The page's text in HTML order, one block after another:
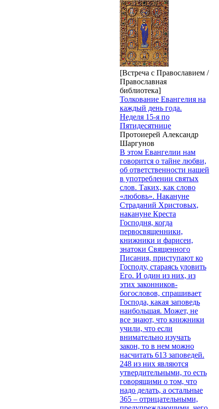
[Встреча с Православием /
Православная
библиотека]
Толкование Евангелия на
каждый день года.
Неделя 15-я по
Пятидесятнице
Протоиерей Александр
Шаргунов
В этом Евангелии нам
говорится о тайне любви,
об ответственности нашей
в употреблении святых
слов. Таких, как слово
«любовь». Накануне
Страданий Христовых,
накануне Креста
Господня, когда
первосвященники,
книжники и фарисеи,
знатоки Священного
Писания, приступают ко
Господу, стараясь уловить
Его. И один из них, из
этих законников-
богословов, спрашивает
Господа, какая заповедь
наибольшая. Может, не
все знают, что книжники
учили, что если
внимательно изучать
закон, то в нем можно
насчитать 613 заповедей.
248 из них являются
утвердительными, то есть
говорящими о том, что
надо делать, а остальные
365 – отрицательными,